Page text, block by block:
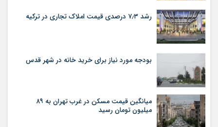
رشد ۷٫۳ درصدی قیمت‌ املاک تجاری در ترکیه
بودجه مورد نیاز برای خرید خانه در شهر قدس
میانگین قیمت مسکن در غرب تهران به ۸۹
میلیون تومان رسید